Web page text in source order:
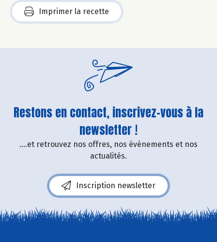
Imprimer la recette
Restons en contact, inscrivez-vous à la
newsletter !
....et retrouvez nos offres, nos événements et nos
actualités.
Inscription newsletter